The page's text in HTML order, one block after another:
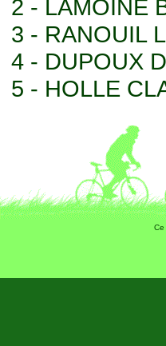
2 - LAMOINE
3 - RANOUIL
4 - DUPOUX
5 - HOLLE
Ce